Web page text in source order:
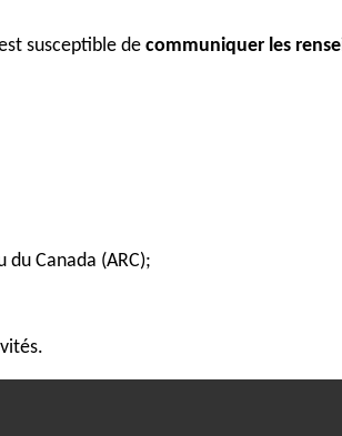
susceptible de communiquer les
Canada (ARC);